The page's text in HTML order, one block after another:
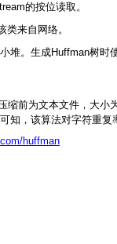
的按位读取。
来自网络。
堆。生成Huffman树时使
缩前为文本文件，大
知，该算法对字符重复
huffman